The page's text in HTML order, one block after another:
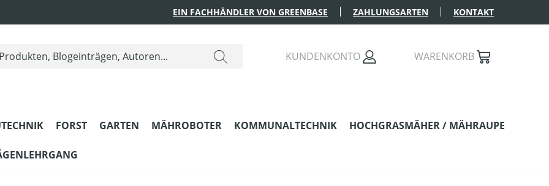
EIN FACHHÄNDLER VON GREENBASE ZAHLUNGSARTEN KONTAKT
KUNDENKONTO WARENKORB
FORST GARTEN MÄHROBOTER KOMMUNALTECHNIK HOCHGRASMÄHER / MÄHRAUPE